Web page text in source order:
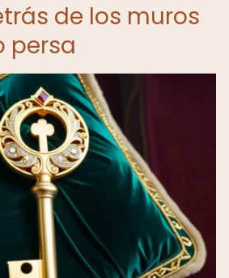
de los muros
persa